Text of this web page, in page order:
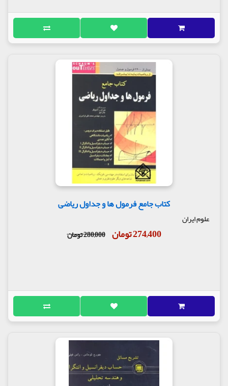
کتاب جامع فرمول ها و جداول ریاضی
علوم ایران
274,400 تومان 280,000 تومان